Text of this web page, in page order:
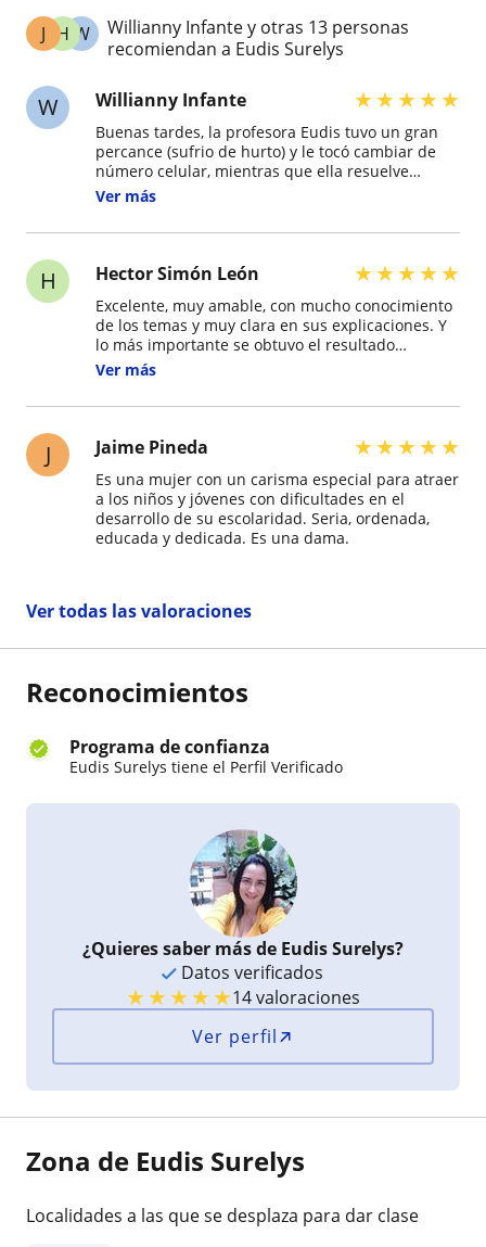
W
H
J
Willianny Infante y otras 13 personas
recomiendan a Eudis Surelys
W Willianny Infante ★★★★★
Buenas tardes, la profesora Eudis tuvo un gran
percance (sufrio de hurto) y le tocó cambiar de
número celular, mientras que ella resuelve
recuperar sus contactos e información es
este número 3023397092
Ver más
H Hector Simón León ★★★★★
Excelente, muy amable, con mucho conocimiento
de los temas y muy clara en sus explicaciones. Y
lo más importante se obtuvo el resultado
esperado con las notas de mi hija. Gracias profe,
Ver más
J Jaime Pineda ★★★★★
Es una mujer con un carisma especial para atraer
a los niños y jóvenes con dificultades en el
desarrollo de su escolaridad. Seria, ordenada,
educada y dedicada. Es una dama.
Ver todas las valoraciones
Reconocimientos
Programa de confianza
Eudis Surelys tiene el Perfil Verificado
¿Quieres saber más de Eudis Surelys?
Datos verificados
★★★★★14 valoraciones
Ver perfil
Zona de Eudis Surelys
Localidades a las que se desplaza para dar clase